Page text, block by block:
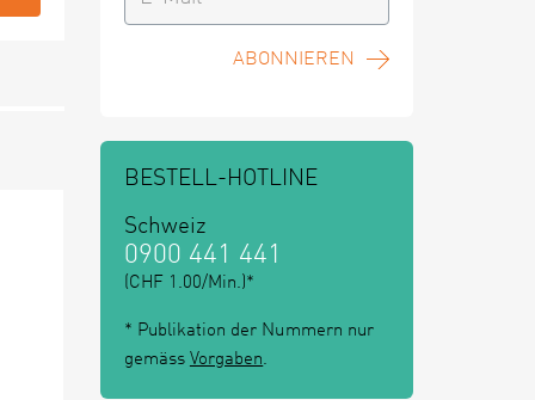
ABONNIEREN
BESTELL-HOTLINE
Schweiz
0900 441 441
(CHF 1.00/Min.)*
* Publikation der Nummern nur
gemäss Vorgaben.